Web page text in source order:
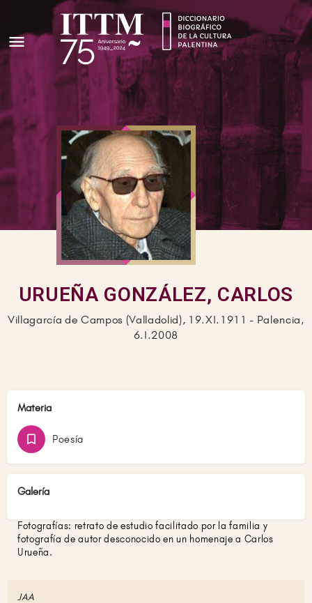
URUEÑA GONZÁLEZ, CARLOS
Villagarcía de Campos (Valladolid), 19.XI.1911 - Palencia,
6.I.2008
Materia
Poesía
Galería
Fotografías: retrato de estudio facilitado por la familia y
fotografía de autor desconocido en un homenaje a Carlos
Urueña.
JAA